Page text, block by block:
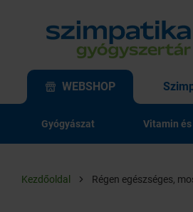
WEBSHOP
Gyógyászat Vitamin
Kezdőoldal Régen egészséges,